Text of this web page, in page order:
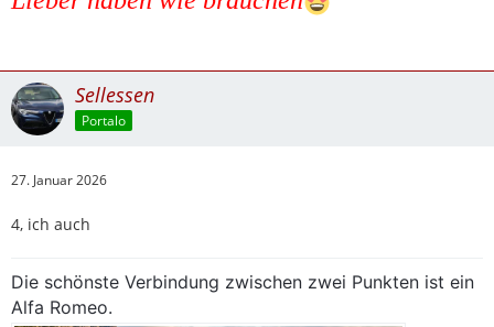
Sellessen
Portalo
27. Januar 2026
4, ich auch
Die schönste Verbindung zwischen zwei Punkten ist ein
Alfa Romeo.